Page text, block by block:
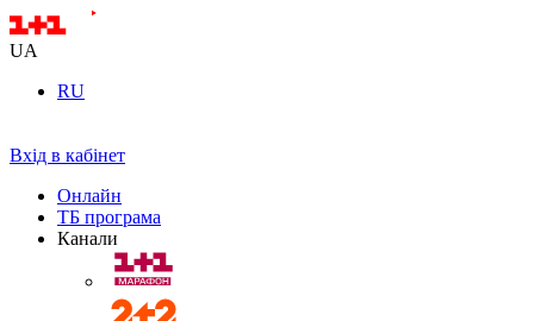
UA
RU
Вхід в кабінет
Онлайн
ТБ програма
Канали